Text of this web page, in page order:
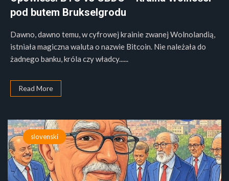
pod butem Brukselgrodu
Dawno, dawno temu, w cyfrowej krainie zwanej Wolnolandią,
istniała magiczna waluta o nazwie Bitcoin. Nie należała do
żadnego banku, króla czy władcy......
Read More
slovenski